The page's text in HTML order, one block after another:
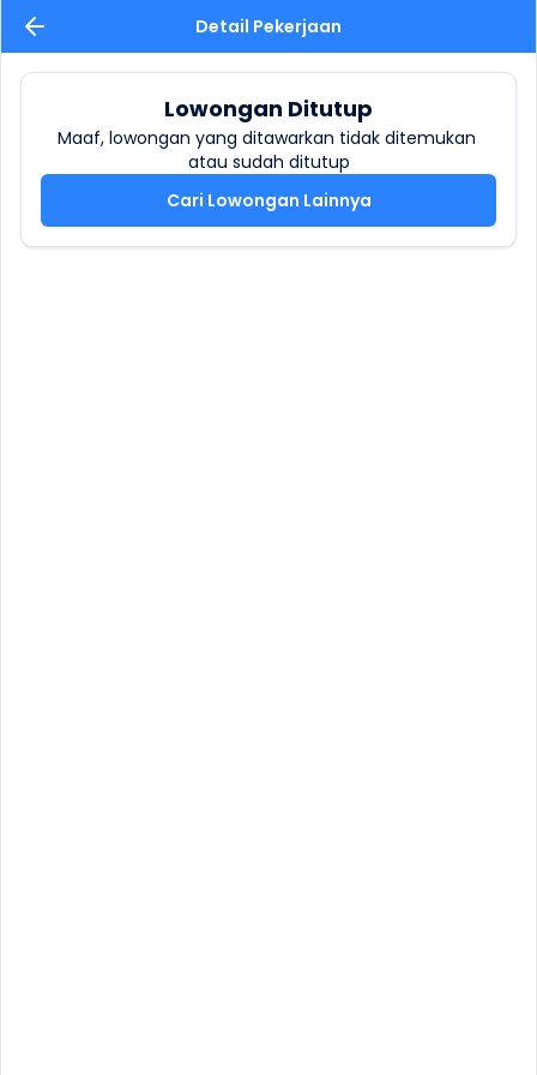
Detail Pekerjaan
Lowongan Ditutup
Maaf, lowongan yang ditawarkan tidak ditemukan
atau sudah ditutup
Cari Lowongan Lainnya